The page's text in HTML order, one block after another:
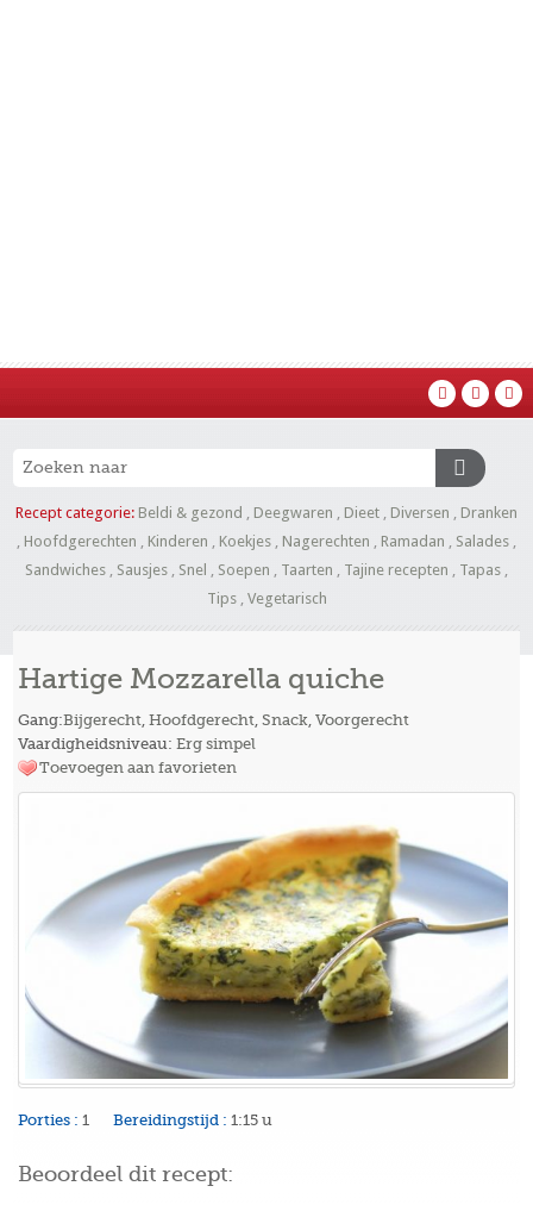
Recept categorie: Beldi & gezond , Deegwaren , Dieet , Diversen , Dranken
, Hoofdgerechten , Kinderen , Koekjes , Nagerechten , Ramadan , Salades ,
Sandwiches , Sausjes , Snel , Soepen , Taarten , Tajine recepten , Tapas ,
Tips, Vegetarisch
Hartige Mozzarella quiche
Gang:Bijgerecht,Hoofdgerecht,Snack,Voorgerecht
Vaardigheidsniveau:Erg simpel
Toevoegen aan favorieten
Porties : 1 Bereidingstijd : 1:15 u
Beoordeel dit recept: